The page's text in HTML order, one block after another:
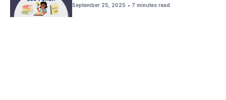
September 25, 2025 • 7 minutes read